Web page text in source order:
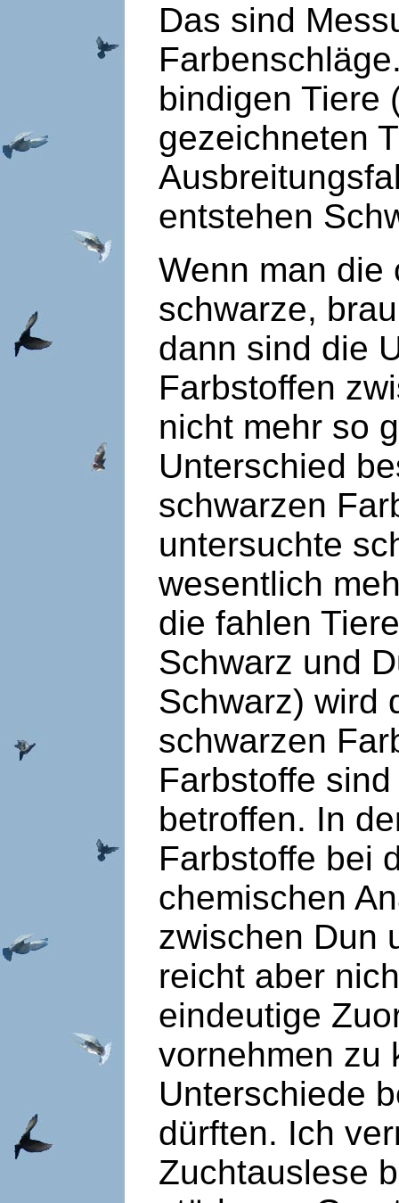
Das sind
bindigen Tiere
gezeichneten
entstehen
Wenn man
schwarze,
dann sind die
Farbstoffen
nicht mehr so
Unterschied
schwarzen
untersuchte
wesentlich
die fahlen
Schwarz und
Schwarz) wird
schwarzen
Farbstoffe
betroffen. In
Farbstoffe bei
chemischen
zwischen Dun
reicht aber
eindeutige
vornehmen zu
Unterschiede
dürften. Ich
Zuchtauslese